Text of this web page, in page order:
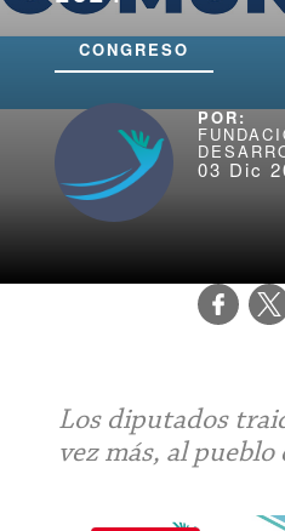
CONGRESO
03 Dic
Los diputados
vez más, al pueblo